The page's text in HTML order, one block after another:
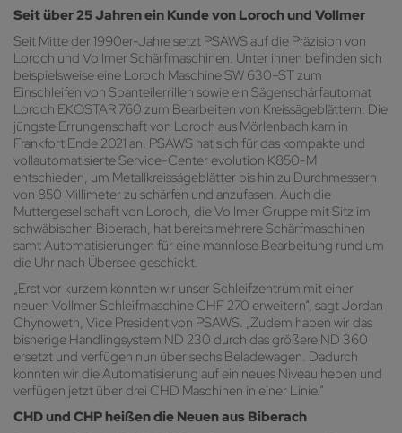
Seit über 25 Jahren ein Kunde von Loroch und Vollmer
Seit Mitte der 1990er-Jahre setzt PSAWS auf die Präzision von
Loroch und Vollmer Schärfmaschinen. Unter ihnen befinden sich
beispielsweise eine Loroch Maschine SW 630–ST zum
Einschleifen von Spanteilerrillen sowie ein Sägenschärfautomat
Loroch EKOSTAR 760 zum Bearbeiten von Kreissägeblättern. Die
jüngste Errungenschaft von Loroch aus Mörlenbach kam in
Frankfort Ende 2021 an. PSAWS hat sich für das kompakte und
vollautomatisierte Service-Center evolution K850-M
entschieden, um Metallkreissägeblätter bis hin zu Durchmessern
von 850 Millimeter zu schärfen und anzufasen. Auch die
Muttergesellschaft von Loroch, die Vollmer Gruppe mit Sitz im
schwäbischen Biberach, hat bereits mehrere Schärfmaschinen
samt Automatisierungen für eine mannlose Bearbeitung rund um
die Uhr nach Übersee geschickt.
„Erst vor kurzem konnten wir unser Schleifzentrum mit einer
neuen Vollmer Schleifmaschine CHF 270 erweitern“, sagt Jordan
Chynoweth, Vice President von PSAWS. „Zudem haben wir das
bisherige Handlingsystem ND 230 durch das größere ND 360
ersetzt und verfügen nun über sechs Beladewagen. Dadurch
konnten wir die Automatisierung auf ein neues Niveau heben und
verfügen jetzt über drei CHD Maschinen in einer Linie.“
CHD und CHP heißen die Neuen aus Biberach